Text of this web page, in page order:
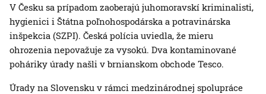
V Česku sa prípadom zaoberajú juhomoravskí kriminalisti,
hygienici i Štátna poľnohospodárska a potravinárska
inšpekcia (SZPI). Česká polícia uviedla, že mieru
ohrozenia nepovažuje za vysokú. Dva kontaminované
poháriky úrady našli v brnianskom obchode Tesco.
Úrady na Slovensku v rámci medzinárodnej spolupráce